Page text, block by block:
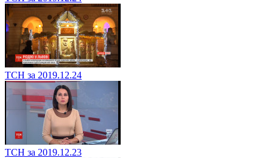
ТСН за 2019.12.24
ТСН за 2019.12.23